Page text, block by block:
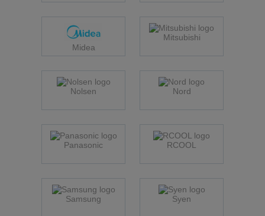
Midea
Mitsubishi
Nolsen Nord
Panasonic RCOOL
Samsung Syen